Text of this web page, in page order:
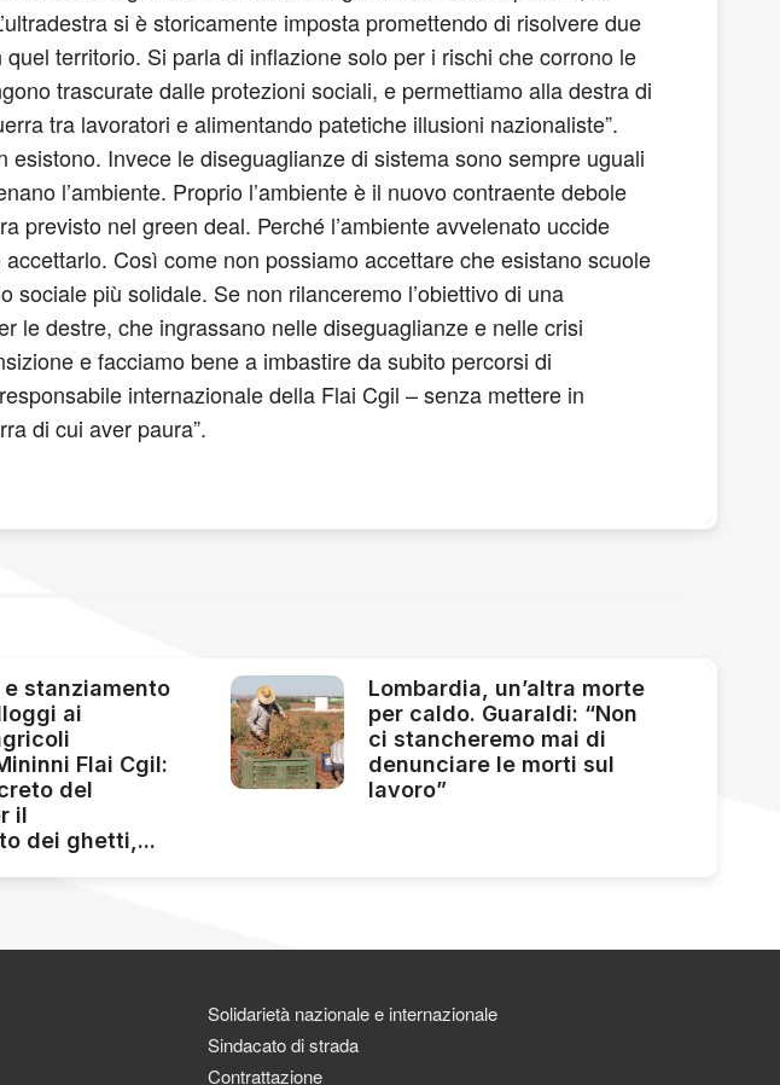
si è storicamente imposta promettendo di risolvere due
territorio. Si parla di inflazione solo per i rischi che corrono le
trascurate dalle protezioni sociali, e permettiamo alla destra di
tra lavoratori e alimentando patetiche illusioni nazionaliste”.
Invece le diseguaglianze di sistema sono sempre uguali
l’ambiente. Proprio l’ambiente è il nuovo contraente debole
nel green deal. Perché l’ambiente avvelenato uccide
Così come non possiamo accettare che esistano scuole
più solidale. Se non rilanceremo l’obiettivo di una
le destre, che ingrassano nelle diseguaglianze e nelle crisi
e facciamo bene a imbastire da subito percorsi di
internazionale della Flai Cgil – senza mettere in
di cui aver paura”.
e stanziamento
ai
Flai Cgil:
del
il
dei ghetti,...
Lombardia, un’altra morte
per caldo. Guaraldi: “Non
ci stancheremo mai di
denunciare le morti sul
lavoro”
Solidarietà nazionale e internazionale
Sindacato di strada
Contrattazione